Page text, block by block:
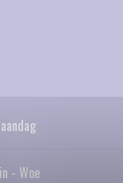
- Woe